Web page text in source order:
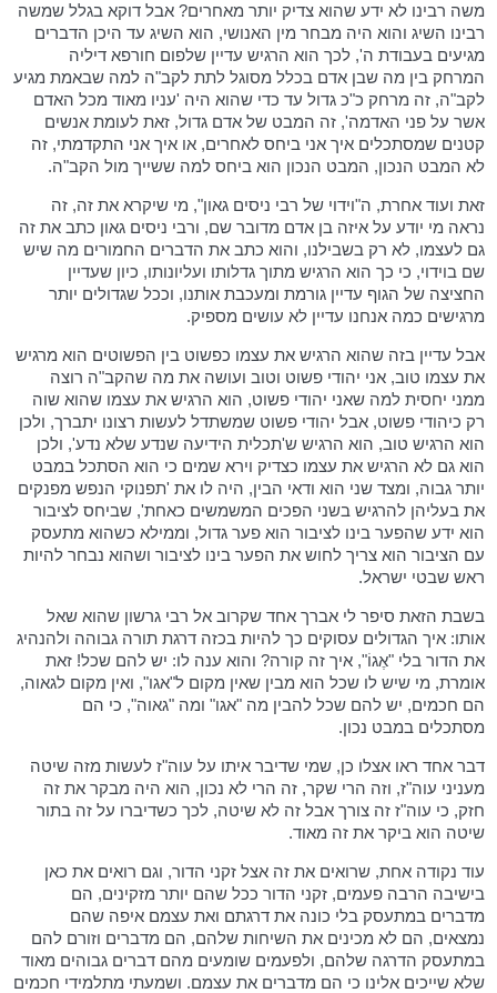
משה רבינו לא ידע שהוא צדיק יותר מאחרים? אבל דוקא בגלל שמשה
רבינו השיג והוא היה מבחר מין האנושי, הוא השיג עד היכן הדברים
מגיעים בעבודת ה', לכך הוא הרגיש עדיין שלפום חורפא דיליה
המרחק בין מה שבן אדם בכלל מסוגל לתת לקב"ה למה שבאמת מגיע
לקב"ה, זה מרחק כ"כ גדול עד כדי שהוא היה 'עניו מאוד מכל האדם
אשר על פני האדמה', זה המבט של אדם גדול, זאת לעומת אנשים
קטנים שמסתכלים איך אני ביחס לאחרים, או איך אני התקדמתי, זה
לא המבט הנכון, המבט הנכון הוא ביחס למה ששייך מול הקב"ה.
זאת ועוד אחרת, ה"וידוי של רבי ניסים גאון", מי שיקרא את זה, זה
נראה מי יודע על איזה בן אדם מדובר שם, ורבי ניסים גאון כתב את זה
גם לעצמו, לא רק בשבילנו, והוא כתב את הדברים החמורים מה שיש
שם בוידוי, כי כך הוא הרגיש מתוך גדלותו ועליונותו, כיון שעדיין
החציצה של הגוף עדיין גורמת ומעכבת אותנו, וככל שגדולים יותר
מרגישים כמה אנחנו עדיין לא עושים מספיק.
אבל עדיין בזה שהוא הרגיש את עצמו כפשוט בין הפשוטים הוא מרגיש
את עצמו טוב, אני יהודי פשוט וטוב ועושה את מה שהקב"ה רוצה
ממני יחסית למה שאני יהודי פשוט, הוא הרגיש את עצמו שהוא שוה
רק כיהודי פשוט, אבל יהודי פשוט שמשתדל לעשות רצונו יתברך, ולכן
הוא הרגיש טוב, הוא הרגיש ש'תכלית הידיעה שנדע שלא נדע', ולכן
הוא גם לא הרגיש את עצמו כצדיק וירא שמים כי הוא הסתכל במבט
יותר גבוה, ומצד שני הוא ודאי הבין, היה לו את 'תפנוקי הנפש מפנקים
את בעליהן להרגיש בשני הפכים המשמשים כאחת', שביחס לציבור
הוא ידע שהפער בינו לציבור הוא פער גדול, וממילא כשהוא מתעסק
עם הציבור הוא צריך לחוש את הפער בינו לציבור ושהוא נבחר להיות
ראש שבטי ישראל.
בשבת הזאת סיפר לי אברך אחד שקרוב אל רבי גרשון שהוא שאל
אותו: איך הגדולים עסוקים כך להיות בכזה דרגת תורה גבוהה ולהנהיג
את הדור בלי "אֶגוֹ", איך זה קורה? והוא ענה לו: יש להם שכל! זאת
אומרת, מי שיש לו שכל הוא מבין שאין מקום ל"אגו", ואין מקום לגאוה,
הם חכמים, יש להם שכל להבין מה "אגו" ומה "גאוה", כי הם
מסתכלים במבט נכון.
דבר אחד ראו אצלו כן, שמי שדיבר איתו על עוה"ז לעשות מזה שיטה
מעניני עוה"ז, וזה הרי שקר, זה הרי לא נכון, הוא היה מבקר את זה
חזק, כי עוה"ז זה צורך אבל זה לא שיטה, לכך כשדיברו על זה בתור
שיטה הוא ביקר את זה מאוד.
עוד נקודה אחת, שרואים את זה אצל זקני הדור, וגם רואים את כאן
בישיבה הרבה פעמים, זקני הדור ככל שהם יותר מזקינים, הם
מדברים במתעסק בלי כונה את דרגתם ואת עצמם איפה שהם
נמצאים, הם לא מכינים את השיחות שלהם, הם מדברים וזורם להם
במתעסק הדרגה שלהם, ולפעמים שומעים מהם דברים גבוהים מאוד
שלא שייכים אלינו כי הם מדברים את עצמם. ושמעתי מתלמידי חכמים